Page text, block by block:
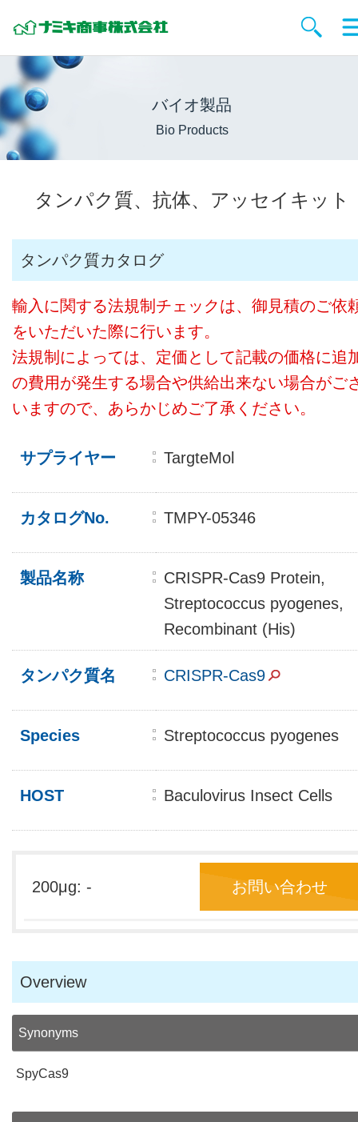
バイオ製品
Bio Products
タンパク質、抗体、アッセイキット
タンパク質カタログ
輸入に関する法規制チェックは、御見積のご依
をいただいた際に行います。
法規制によっては、定価として記載の価格に追
の費用が発生する場合や供給出来ない場合がご
いますので、あらかじめご了承ください。
サプライヤー TargteMol
カタログNo. TMPY-05346
製品名称
CRISPR-Cas9 Protein,
Streptococcus pyogenes,
Recombinant (His)
タンパク質名 CRISPR-Cas9
Species Streptococcus pyogenes
HOST Baculovirus Insect Cells
200μg: - お問い合わせ
Overview
Synonyms
SpyCas9